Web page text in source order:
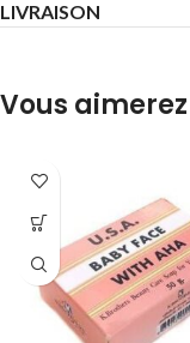
LIVRAISON
Vous